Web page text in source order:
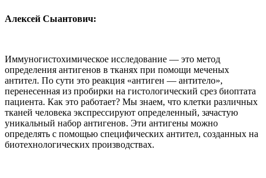
Алексей Сыантович:
Иммуногистохимическое исследование — это метод
определения антигенов в тканях при помощи меченых
антител. По сути это реакция «антиген — антитело»,
перенесенная из пробирки на гистологический срез биоптата
пациента. Как это работает? Мы знаем, что клетки различных
тканей человека экспрессируют определенный, зачастую
уникальный набор антигенов. Эти антигены можно
определять с помощью специфических антител, созданных на
биотехнологических производствах.